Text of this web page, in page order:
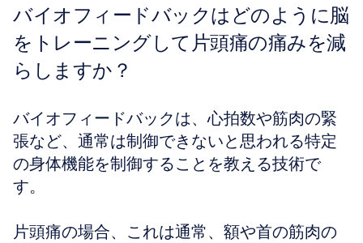
バイオフィードバックはどのように脳
をトレーニングして片頭痛の痛みを減
らしますか？
バイオフィードバックは、心拍数や筋肉の緊
張など、通常は制御できないと思われる特定
の身体機能を制御することを教える技術で
す。
片頭痛の場合、これは通常、額や首の筋肉の